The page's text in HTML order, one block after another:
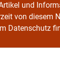
und
von diesem
Datenschutz